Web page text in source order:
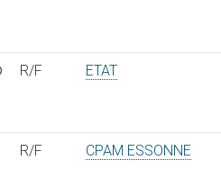
R/F ETAT
R/F CPAM ESSONNE